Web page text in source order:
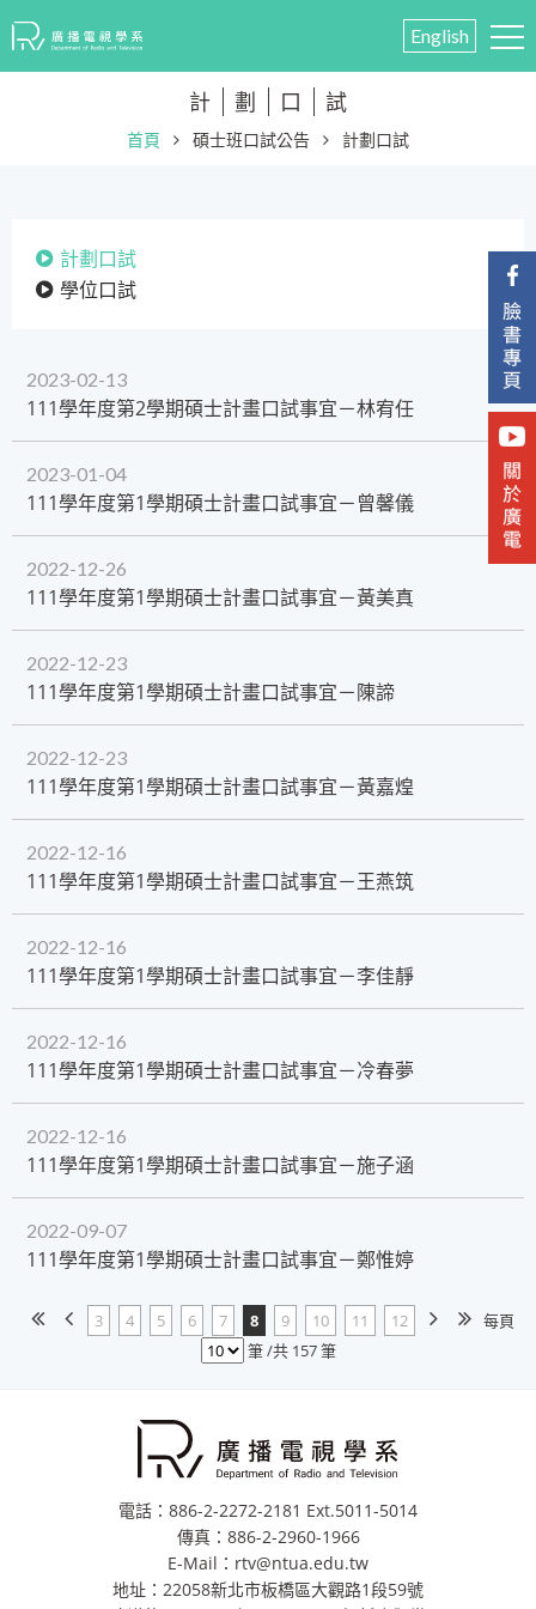
English
計 劃 口 試
首頁 碩士班口試公告 計劃口試
計劃口試
學位口試
2023-02-13
111學年度第2學期碩士計畫口試事宜－林宥任
2023-01-04
​111學年度第1學期碩士計畫口試事宜－曾馨儀
2022-12-26
111學年度第1學期碩士計畫口試事宜－黃美真
2022-12-23
111學年度第1學期碩士計畫口試事宜－陳諦
2022-12-23
111學年度第1學期碩士計畫口試事宜－黃嘉煌
2022-12-16
​111學年度第1學期碩士計畫口試事宜－王燕筑
2022-12-16
111學年度第1學期碩士計畫口試事宜－李佳靜
2022-12-16
111學年度第1學期碩士計畫口試事宜－冷春夢
2022-12-16
​111學年度第1學期碩士計畫口試事宜－施子涵
2022-09-07
111學年度第1學期碩士計畫口試事宜－鄭惟婷
3 4 5 6 7 8 9 10 11 12
每頁
筆 /共 157 筆
電話：886-2-2272-2181 Ext.5011-5014
傳真：886-2-2960-1966
E-Mail：rtv@ntua.edu.tw
地址：22058新北市板橋區大觀路1段59號